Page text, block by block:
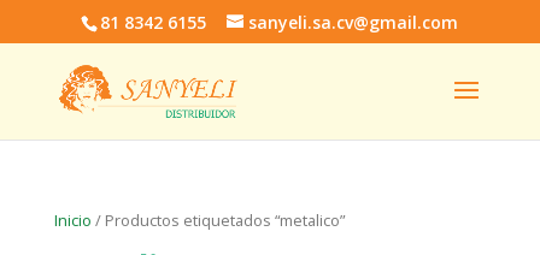
81 8342 6155 sanyeli.sa.cv@gmail.com
Inicio / Productos etiquetados “metalico”